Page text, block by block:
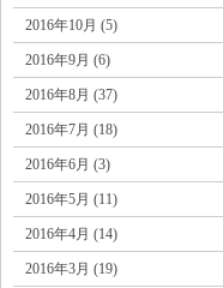
2016年10月 (5)
2016年9月 (6)
2016年8月 (37)
2016年7月 (18)
2016年6月 (3)
2016年5月 (11)
2016年4月 (14)
2016年3月 (19)